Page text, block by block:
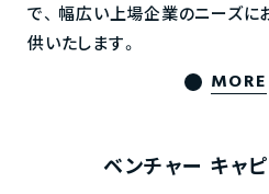
で、 幅広い上場企業のニーズに
供いたします。
MORE
ベンチャー キャ